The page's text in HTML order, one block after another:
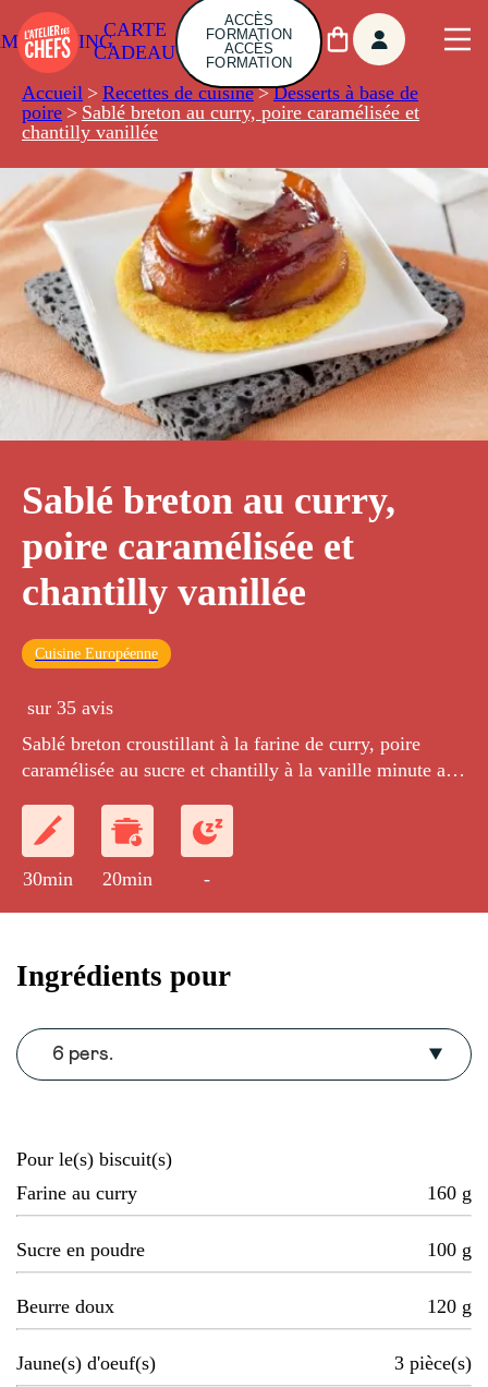
CARTE
CADEAU
ACCÈS
FORMATION
ACCÈS
FORMATION
Accueil > Recettes de cuisine > Desserts à base de
poire > Sablé breton au curry, poire caramélisée et
chantilly vanillée
Sablé breton au curry,
poire caramélisée et
chantilly vanillée
Cuisine Européenne
sur 35 avis
Sablé breton croustillant à la farine de curry, poire
caramélisée au sucre et chantilly à la vanille minute au
30min 20min -
Ingrédients pour
6 pers.
Pour le(s) biscuit(s)
Farine au curry
160 g
Sucre en poudre 100 g
Beurre doux 120 g
Jaune(s) d'oeuf(s) 3 pièce(s)